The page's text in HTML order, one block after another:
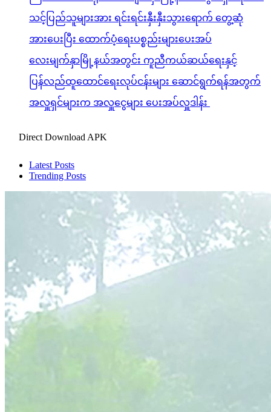
သင့်ပြည်သူများအား ရင်းရင်းနှီးနှီးသွားရောက် တွေ့ဆုံ
အားပေးပြီး ထောက်ပံ့ရေးပစ္စည်းများပေးအပ်
လေးမျက်နှာမြို့နယ်အတွင်း ကူညီကယ်ဆယ်ရေးနှင့်
ပြန်လည်ထူထောင်ရေးလုပ်ငန်းများ ဆောင်ရွက်ရန်အတွက်
အလှူရှင်များက အလှူငွေများ ပေးအပ်လှူဒါန်း
Direct Download APK
Latest Posts
Trending Posts